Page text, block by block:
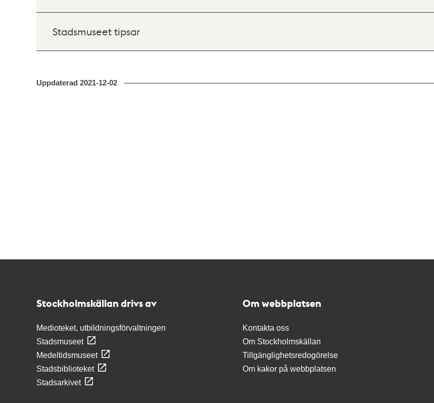
Stadsmuseet tipsar
Uppdaterad 2021-12-02
Stockholmskällan drivs av
Medioteket, utbildningsförvaltningen
Stadsmuseet
Medeltidsmuseet
Stadsbiblioteket
Stadsarkivet
Om webbplatsen
Kontakta oss
Om Stockholmskällan
Tillgänglighetsredogörelse
Om kakor på webbplatsen